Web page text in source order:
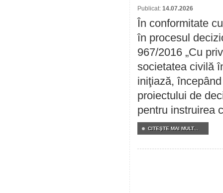
Publicat: 14.07.2026
În conformitate
în procesul
967/2016 „Cu
societatea civilă
iniţiază,
proiectului de
pentru instruirea
CITEŞTE MAI MULT...